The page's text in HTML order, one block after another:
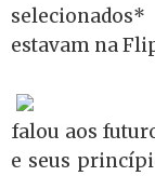
estavam na
falou aos
e seus